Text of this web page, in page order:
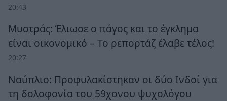
20:43
Μυστράς: Έλιωσε ο πάγος και το έγκλημα
είναι οικονομικό – Το ρεπορτάζ έλαβε τέλος!
20:27
Ναύπλιο: Προφυλακίστηκαν οι δύο Ινδοί για
τη δολοφονία του 59χονου ψυχολόγου